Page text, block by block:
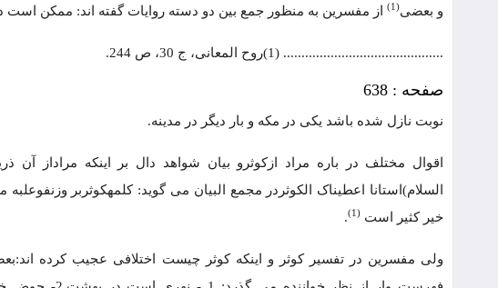
و بعضی(1) از مفسرین به منظور جمع بین دو دسته روایات گفته اند: ممکن است
............................................ (1)روح المعانی، ج 30، ص 244.
صفحه : 638
نوبت نازل شده باشد یکی در مکه و بار دیگر در مدینه.
اقوال مختلف در باره مراد ازکوثرو بیان شواهد دال بر اینکه مراداز آن
السلام)استانا اعطیناک الکوثردر مجمع البیان می گوید: کلمهکوثربر
خیر کثیر است (1)
.
ولی مفسرین در تفسیر کوثر و اینکه کوثر چیست اختلافی عجیب کرده